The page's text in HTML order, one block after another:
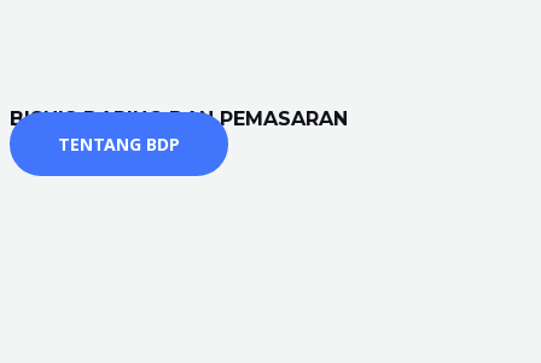
BISNIS DARING DAN PEMASARAN
TENTANG BDP